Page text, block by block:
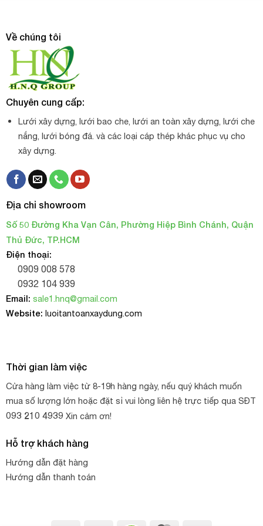
Cáp vải cẩu hàng Hàn Quốc 4 tấn
Cáp vải cẩu hàng Hàn Quốc 4 tấn (bản rộng 100mm) có
đặc điểm những đặc điểm sau:
Chất liệu: 100% polyester
Tải trọng: 4 tấn
Bản rộng: 100 mm
Màu sắc: Xám (theo bảng màu tiêu chuẩn DIN 1491-1)
Chiều dài: 2m, 3m, 4m, 5m, 6m, 8m,….
Hãng sản xuất: Eastern, Myung Sung – Hàn Quốc
Về chúng tôi
Chuyên cung cấp:
Lưới xây dựng, lưới bao che, lưới an toàn xây dựng, lưới che
nắng, lưới bóng đá. và các loại cáp thép khác phục vụ cho
xây dựng.
Địa chỉ showroom
Số 50 Đường Kha Vạn Cân, Phường Hiệp Bình Chánh, Quận
Thủ Đức, TP.HCM
Điện thoại:
0909 008 578
0932 104 939
Email: sale1.hnq@gmail.com
Website: luoitantoanxaydung.com
Thời gian làm việc
Cửa hàng làm việc từ 8-19h hàng ngày, nếu quý khách muốn
mua số lượng lớn hoặc đặt sỉ vui lòng liên hệ trực tiếp qua SĐT
093 210 4939 Xin cảm ơn!
Hỗ trợ khách hàng
Hướng dẫn đặt hàng
Hướng dẫn thanh toán